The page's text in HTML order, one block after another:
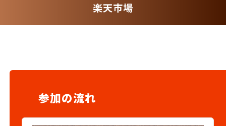
楽天市場
参加の流れ